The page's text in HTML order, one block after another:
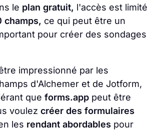
le plan gratuit, l'accès est limité
champs, ce qui peut être un
pour créer des sondages
impressionné par les
d'Alchemer et de Jotform,
que forms.app peut être
voulez créer des formulaires
les rendant abordables pour